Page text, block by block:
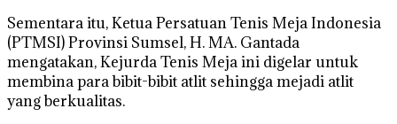
Sementara itu, Ketua Persatuan Tenis Meja Indonesia
(PTMSI) Provinsi Sumsel, H. MA. Gantada
mengatakan, Kejurda Tenis Meja ini digelar untuk
membina para bibit-bibit atlit sehingga mejadi atlit
yang berkualitas.